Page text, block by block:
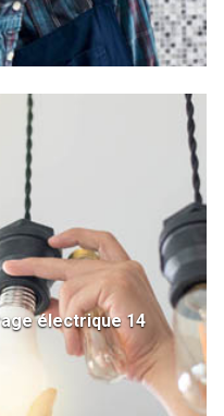
électrique 14